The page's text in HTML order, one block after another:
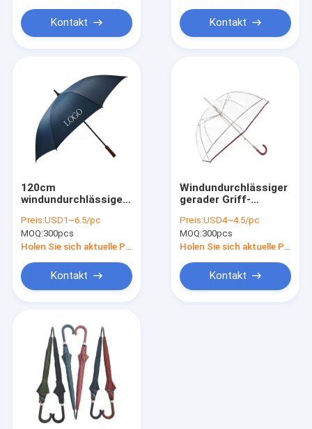
Tragbarer faltender Regenschirm
Packable-Picknick-Decke
gerader Griffregenschirm
Picknick-Überdachungs-Zelt
Spazierstock-Regenschirm
Picknick-Klappstuhl
Aufblasbare kampierende Luftmatraze
Reise-Organisator-Tasche
Picknick-Klapptisch
Knallen Sie oben Campingzelt
Kontakt Kontakt
120cm
windundurchlässige
0.4kg des Griff-
Regenschirm-190T
Preis:USD1~6.5/pc
MOQ:300pcs
Holen Sie sich aktuelle Preis
Kontakt
Windundurchlässiger
gerader Griff-
Acrylgriff PVC-freien
Raumes
Preis:USD4~4.5/pc
MOQ:300pcs
Holen Sie sich aktuelle Preis
Kontakt